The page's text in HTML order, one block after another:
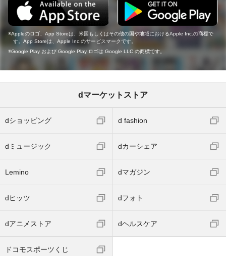
Appleのロゴ、App Storeは、米国もしくはその他の国や地域におけるApple Inc.の商標で
す。App Storeは、Apple Inc.のサービスマークです。
Google Play および Google Play ロゴは Google LLC の商標です。
dマーケットストア
dショッピング d fashion
dミュージック dカーシェア
Lemino dマガジン
dヒッツ dフォト
dアニメストア dヘルスケア
ドコモスポーツくじ